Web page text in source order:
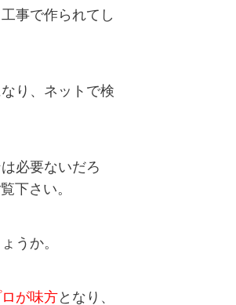
事で作られてし
り、ネットで検
必要ないだろ
下さい。
うか。
が味方となり、